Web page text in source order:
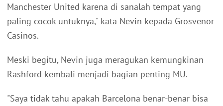
Manchester United karena di sanalah tempat yang
paling cocok untuknya," kata Nevin kepada Grosvenor
Casinos.
Meski begitu, Nevin juga meragukan kemungkinan
Rashford kembali menjadi bagian penting MU.
"Saya tidak tahu apakah Barcelona benar-benar bisa